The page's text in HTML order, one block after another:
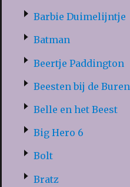
Barbie Duimelijntje
Batman
Beertje Paddington
Beesten bij de Buren
Belle en het Beest
Big Hero 6
Bolt
Bratz